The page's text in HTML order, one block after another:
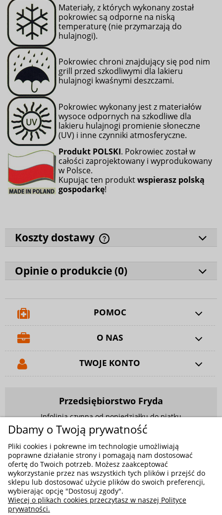
Materiały, z których wykonany został
pokrowiec są odporne na niską
temperaturę (nie przymarzają do
hulajnogi).
Pokrowiec chroni znajdujący się pod nim
grill przed szkodliwymi dla lakieru
hulajnogi kwaśnymi deszczami.
Pokrowiec wykonany jest z materiałów
wysoce odpornych na szkodliwe dla
lakieru hulajnogi promienie słoneczne
(UV) i inne czynniki atmosferyczne.
Produkt POLSKI. Pokrowiec został w
całości zaprojektowany i wyprodukowany
w Polsce.
Kupując ten produktwspierasz polską
gospodarkę!
Koszty dostawy
Opinie o produkcie (0)
POMOC
O NAS
TWOJE KONTO
Przedsiębiorstwo Fryda
Infolinia czynna od poniedziałku do piątku
w godzinach 9.00 - 17.00
881 703 704
E-mail:sklep@fryda.com.pl
Sklepy stacjonarne:
ul. Składowa 26, 34-400 Nowy Targ
ul. Żywiecka 91, 43-300 Bielsko-Biała
Dbamy o Twoją prywatność
Pliki cookies i pokrewne im technologie umożliwiają
poprawne działanie strony i pomagają nam dostosować
ofertę do Twoich potrzeb. Możesz zaakceptować
wykorzystanie przez nas wszystkich tych plików i przejść do
sklepu lub dostosować użycie plików do swoich preferencji,
wybierając opcję "Dostosuj zgody".
Więcej o plikach cookies przeczytasz w naszej Polityce
prywatności.